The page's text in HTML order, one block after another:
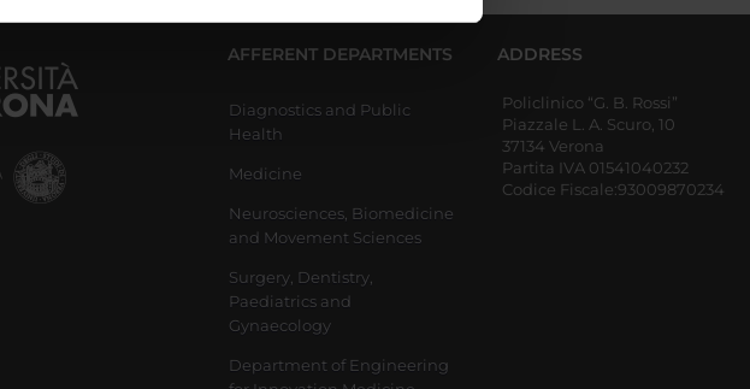
AFFERENT DEPARTMENTS
Diagnostics and Public
Health
Medicine
Neurosciences, Biomedicine
and Movement Sciences
Surgery, Dentistry,
Paediatrics and
Gynaecology
Department of Engineering
ADDRESS
Policlinico “G. B. Rossi”
Piazzale L. A. Scuro, 10
37134 Verona
Partita IVA 01541040232
Codice Fiscale:93009870234